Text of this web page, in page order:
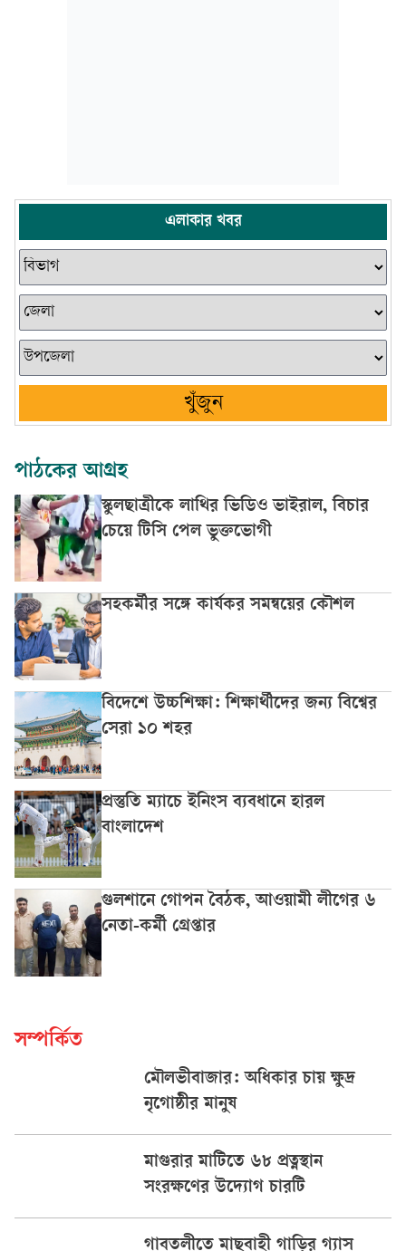
এলাকার খবর
খুঁজুন
পাঠকের আগ্রহ
স্কুলছাত্রীকে লাথির ভিডিও ভাইরাল, বিচার
চেয়ে টিসি পেল ভুক্তভোগী
সহকর্মীর সঙ্গে কার্যকর সমন্বয়ের কৌশল
বিদেশে উচ্চশিক্ষা: শিক্ষার্থীদের জন্য বিশ্বের
সেরা ১০ শহর
প্রস্তুতি ম্যাচে ইনিংস ব্যবধানে হারল
বাংলাদেশ
গুলশানে গোপন বৈঠক, আওয়ামী লীগের ৬
নেতা-কর্মী গ্রেপ্তার
সম্পর্কিত
মৌলভীবাজার: অধিকার চায় ক্ষুদ্র
নৃগোষ্ঠীর মানুষ
মাগুরার মাটিতে ৬৮ প্রত্নস্থান
সংরক্ষণের উদ্যোগ চারটি
গাবতলীতে মাছবাহী গাড়ির গ্যাস